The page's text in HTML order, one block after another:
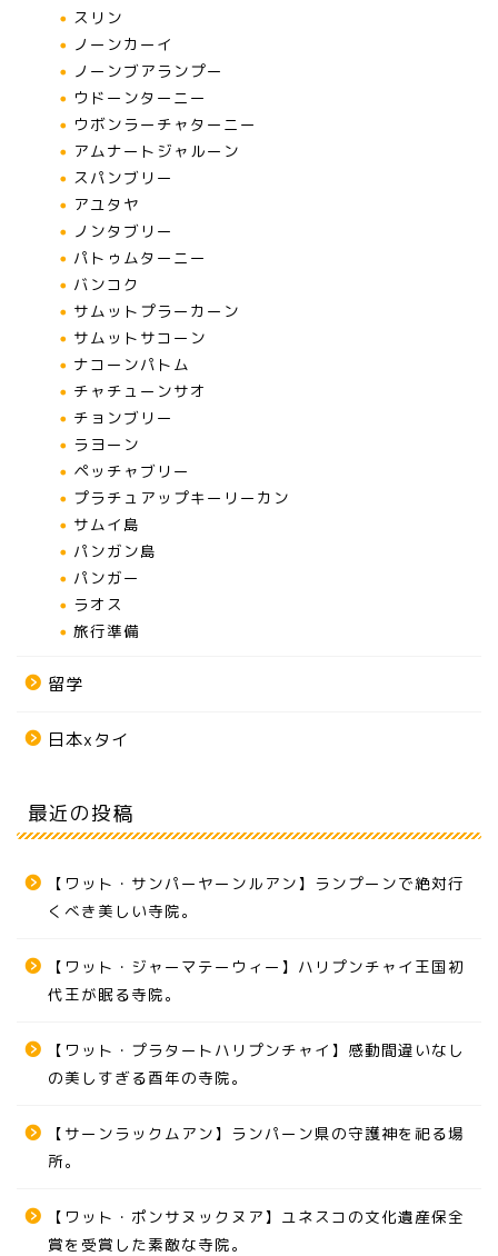
スリン
ノーンカーイ
ノーンブアランプー
ウドーンターニー
ウボンラーチャターニー
アムナートジャルーン
スパンブリー
アユタヤ
ノンタブリー
パトゥムターニー
バンコク
サムットプラーカーン
サムットサコーン
ナコーンパトム
チャチューンサオ
チョンブリー
ラヨーン
ペッチャブリー
プラチュアップキーリーカン
サムイ島
パンガン島
パンガー
ラオス
旅行準備
留学
日本xタイ
最近の投稿
【ワット・サンパーヤーンルアン】ランプーンで絶対行
くべき美しい寺院。
【ワット・ジャーマテーウィー】ハリプンチャイ王国初
代王が眠る寺院。
【ワット・プラタートハリプンチャイ】感動間違いなし
の美しすぎる酉年の寺院。
【サーンラックムアン】ランパーン県の守護神を祀る場
所。
【ワット・ポンサヌックヌア】ユネスコの文化遺産保全
賞を受賞した素敵な寺院。